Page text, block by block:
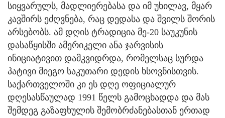
სიყვარულს, მადლიერებასა და იმ უხილავ, მყარ
კავშირს ეძღვნება, რაც დედასა და შვილს შორის
არსებობს. ამ დღის ტრადიცია მე-20 საუკუნის
დასაწყისში ამერიკელი ანა ჯარვისის
ინიციატივით დამკვიდრდა, რომელსაც სურდა
პატივი მიეგო საკუთარი დედის ხსოვნისთვის.
საქართველოში კი ეს დღე ოფიციალურ
დღესასწაულად 1991 წელს გამოცხადდა და მას
შემდეგ გაზაფხულის შემობრძანებასთან ერთად